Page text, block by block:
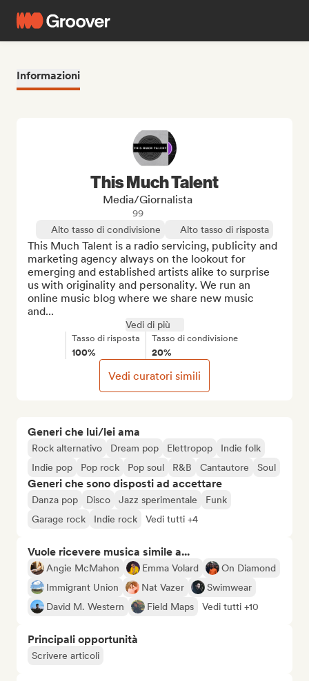
Informazioni
Generi che lui/lei ama
Rock alternativo Dream pop Elettropop
Indie folk
Indie pop
Pop rock Pop soul R&B Cantautore Soul
Generi che sono disposti ad accettare
Danza pop Disco Jazz sperimentale
Funk
Garage rock
Indie rock Vedi tutti +4
Vuole ricevere musica simile a...
Angie McMahon Emma Volard
On Diamond
Immigrant Union
Nat Vazer
Swimwear
David M. Western
Field Maps Vedi tutti +10
Principali opportunità
Scrivere articoli
This Much Talent
Media/Giornalista
99
Alto tasso di condivisione
Alto tasso di risposta
This Much Talent is a radio servicing, publicity and
marketing agency always on the lookout for
emerging and established artists alike to surprise
us with originality and personality. We run an
online music blog where we share new music
and...
Vedi di più
Tasso di risposta
100%
Tasso di condivisione
20%
Vedi curatori simili